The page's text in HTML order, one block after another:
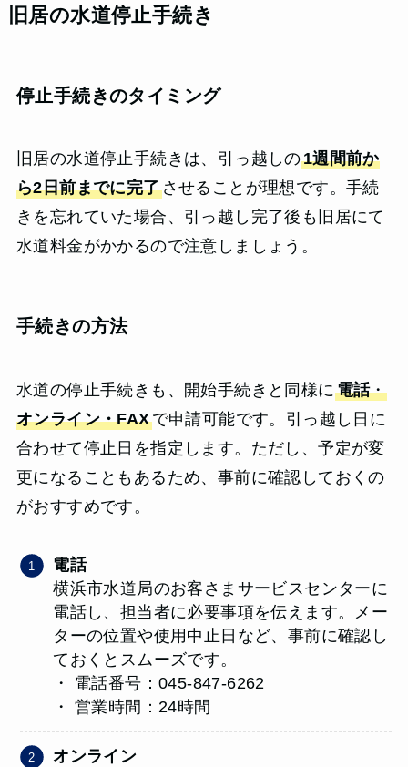
旧居の水道停止手続き
停止手続きのタイミング
旧居の水道停止手続きは、引っ越しの1週間前か
ら2日前までに完了させることが理想です。手続
きを忘れていた場合、引っ越し完了後も旧居にて
水道料金がかかるので注意しましょう。
手続きの方法
水道の停止手続きも、開始手続きと同様に 電話・
オンライン・FAXで申請可能です。引っ越し日に
合わせて停止日を指定します。ただし、予定が変
更になることもあるため、事前に確認しておくの
がおすすめです。
電話
横浜市水道局のお客さまサービスセンターに
電話し、担当者に必要事項を伝えます。メー
ターの位置や使用中止日など、事前に確認し
ておくとスムーズです。
・ 電話番号：045-847-6262
・ 営業時間：24時間
オンライン